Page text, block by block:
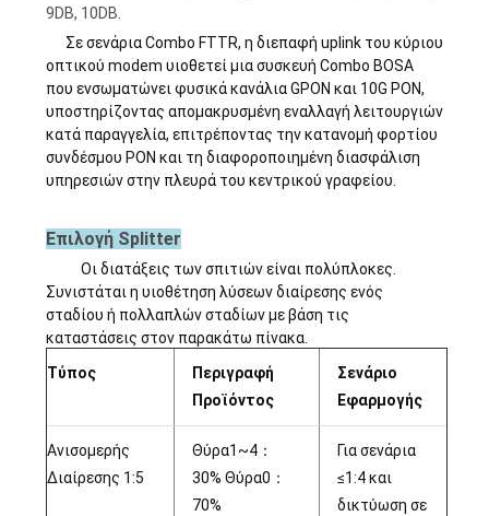
9DB, 10DB.
Σε σενάρια Combo FTTR, η διεπαφή uplink του κύριου
οπτικού modem υιοθετεί μια συσκευή Combo BOSA
που ενσωματώνει φυσικά κανάλια GPON και 10G PON,
υποστηρίζοντας απομακρυσμένη εναλλαγή λειτουργιών
κατά παραγγελία, επιτρέποντας την κατανομή φορτίου
συνδέσμου PON και τη διαφοροποιημένη διασφάλιση
υπηρεσιών στην πλευρά του κεντρικού γραφείου.
Επιλογή Splitter
Οι διατάξεις των σπιτιών είναι πολύπλοκες.
Συνιστάται η υιοθέτηση λύσεων διαίρεσης ενός
σταδίου ή πολλαπλών σταδίων με βάση τις
καταστάσεις στον παρακάτω πίνακα.
Τύπος
Περιγραφή
Προϊόντος
Σενάριο
Εφαρμογής
Ανισομερής
Διαίρεσης 1:5
Θύρα1~4：
30% Θύρα0：
70%
Για σενάρια
≤1:4 και
δικτύωση σε